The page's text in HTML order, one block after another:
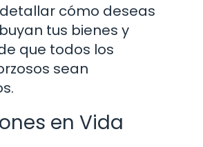
cómo deseas
tus bienes y
que todos los
sean
en Vida